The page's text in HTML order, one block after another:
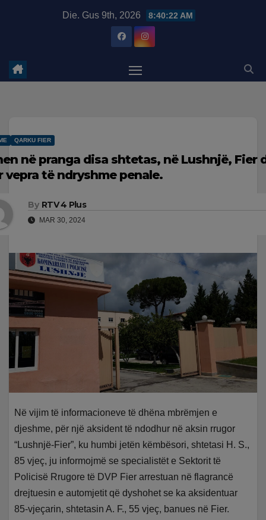
Die. Gus 9th, 2026 8:40:23 AM
QARKU FIER
në pranga disa shtetas, në Lushnjë, Fier
vepra të ndryshme penale.
By RTV 4 Plus
MAR 30, 2024
Në vijim të informacioneve të dhëna mbrëmjen e
djeshme, për një aksident të ndodhur në aksin rrugor
“Lushnjë-Fier”, ku humbi jetën këmbësori, shtetasi H. S.,
85 vjeç, ju informojmë se specialistët e Sektorit të
Policisë Rrugore të DVP Fier arrestuan në flagrancë
drejtuesin e automjetit që dyshohet se ka aksidentuar
85-vjeçarin, shtetasin A. F., 55 vjeç, banues në Fier.